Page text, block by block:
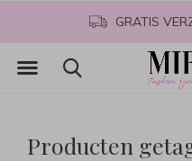
GRATIS
Producten